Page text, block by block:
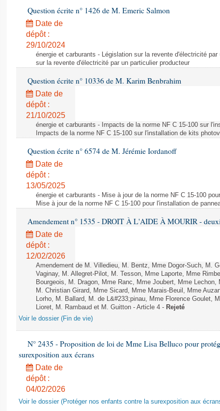
Question écrite n° 1426 de M. Emeric Salmon
Date de
dépôt :
29/10/2024
énergie et carburants - Législation sur la revente d'électricité
sur la revente d'électricité par un particulier producteur
Question écrite n° 10336 de M. Karim Benbrahim
Date de
dépôt :
21/10/2025
énergie et carburants - Impacts de la norme NF C 15-100 sur
Impacts de la norme NF C 15-100 sur l'installation de kits
Question écrite n° 6574 de M. Jérémie Iordanoff
Date de
dépôt :
13/05/2025
énergie et carburants - Mise à jour de la norme NF C 15-100
Mise à jour de la norme NF C 15-100 pour l'installation de
Amendement n° 1535 - DROIT À L'AIDE À MOURIR -
Date de
dépôt :
12/02/2026
Amendement de M. Villedieu, M. Bentz, Mme Dogor-Such, M.
Vaginay, M. Allegret-Pilot, M. Tesson, Mme Laporte, Mme
Bourgeois, M. Dragon, Mme Ranc, Mme Joubert, Mme
M. Christian Girard, Mme Sicard, Mme Marais-Beuil, Mme
Lorho, M. Ballard, M. de L&#233;pinau, Mme Florence Goulet,
Lioret, M. Rambaud et M. Guitton - Article 4 - Rejeté
Voir le dossier (Fin de vie)
N° 2435 - Proposition de loi de Mme Lisa Belluco pour
surexposition aux écrans
Date de
dépôt :
04/02/2026
Voir le dossier (Protéger nos enfants contre la surexposition aux